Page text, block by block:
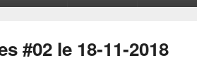
#02 le 18-11-2018